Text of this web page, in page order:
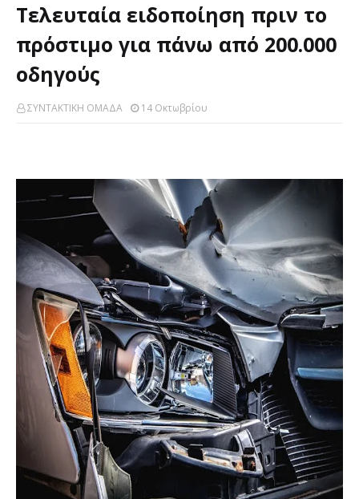
Τελευταία ειδοποίηση πριν το
πρόστιμο για πάνω από 200.000
οδηγούς
ΣΥΝΤΑΚΤΙΚΗ ΟΜΑΔΑ 14 Οκτωβρίου